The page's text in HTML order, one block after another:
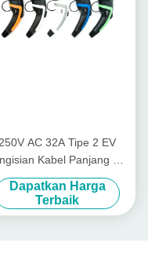
250V AC 32A Tipe 2 EV
Kabel Panjang 5m
Terbuka Untuk Mobil
Dapatkan Harga
Terbaik